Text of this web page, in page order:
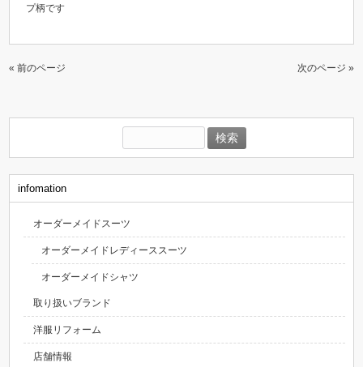
プ柄です
« 前のページ 次のページ »
索:
infomation
オーダーメイドスーツ
オーダーメイドレディーススーツ
オーダーメイドシャツ
取り扱いブランド
洋服リフォーム
店舗情報